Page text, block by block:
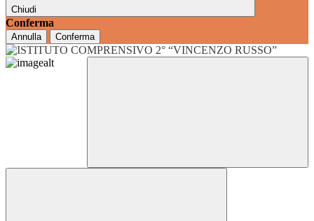
Chiudi
Conferma
Annulla Conferma